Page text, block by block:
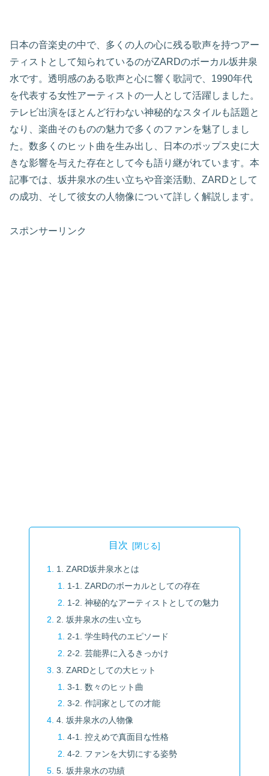
日本の音楽史の中で、多くの人の心に残る歌声を持つアー
ティストとして知られているのがZARDのボーカル坂井泉
水です。透明感のある歌声と心に響く歌詞で、1990年代
を代表する女性アーティストの一人として活躍しました。
テレビ出演をほとんど行わない神秘的なスタイルも話題と
なり、楽曲そのものの魅力で多くのファンを魅了しまし
た。数多くのヒット曲を生み出し、日本のポップス史に大
きな影響を与えた存在として今も語り継がれています。本
記事では、坂井泉水の生い立ちや音楽活動、ZARDとして
の成功、そして彼女の人物像について詳しく解説します。
スポンサーリンク
目次
1. ZARD坂井泉水とは
1-1. ZARDのボーカルとしての存在
1-2. 神秘的なアーティストとしての魅力
2. 坂井泉水の生い立ち
2-1. 学生時代のエピソード
2-2. 芸能界に入るきっかけ
3. ZARDとしての大ヒット
3-1. 数々のヒット曲
3-2. 作詞家としての才能
4. 坂井泉水の人物像
4-1. 控えめで真面目な性格
4-2. ファンを大切にする姿勢
5. 坂井泉水の功績